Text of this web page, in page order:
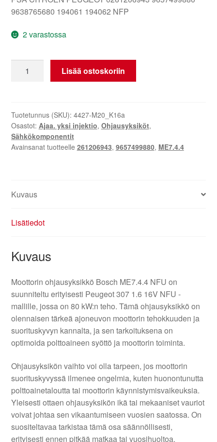
9638765680 194061 194062 NFP
2 varastossa
Bosch
9657499880
määrä
Lisää ostoskoriin
Tuotetunnus (SKU): 4427-M20_K16a
Osastot: Ajaa. yksi injektio, Ohjausyksiköt,
Sähkökomponentit
Avainsanat tuotteelle 261206943, 9657499880, ME7.4.4
Kuvaus
Lisätiedot
Kuvaus
Moottorin ohjausyksikkö Bosch ME7.4.4 NFU on
suunniteltu erityisesti Peugeot 307 1.6 16V NFU -
mallille, jossa on 80 kW:n teho. Tämä ohjausyksikkö on
olennaisen tärkeä ajoneuvon moottorin tehokkuuden ja
suorituskyvyn kannalta, ja sen tarkoituksena on
optimoida polttoaineen syöttö ja moottorin toiminta.
Ohjausyksikön vaihto voi olla tarpeen, jos moottorin
suorituskyvyssä ilmenee ongelmia, kuten huonontunutta
polttoainetaloutta tai moottorin käynnistymisvaikeuksia.
Yleisesti ottaen ohjausyksikön ikä tai mekaaniset vauriot
voivat johtaa sen vikaantumiseen vuosien saatossa. On
suositeltavaa tarkistaa tämä osa säännöllisesti,
erityisesti ennen pitkää matkaa tai vuosihuoltoa.